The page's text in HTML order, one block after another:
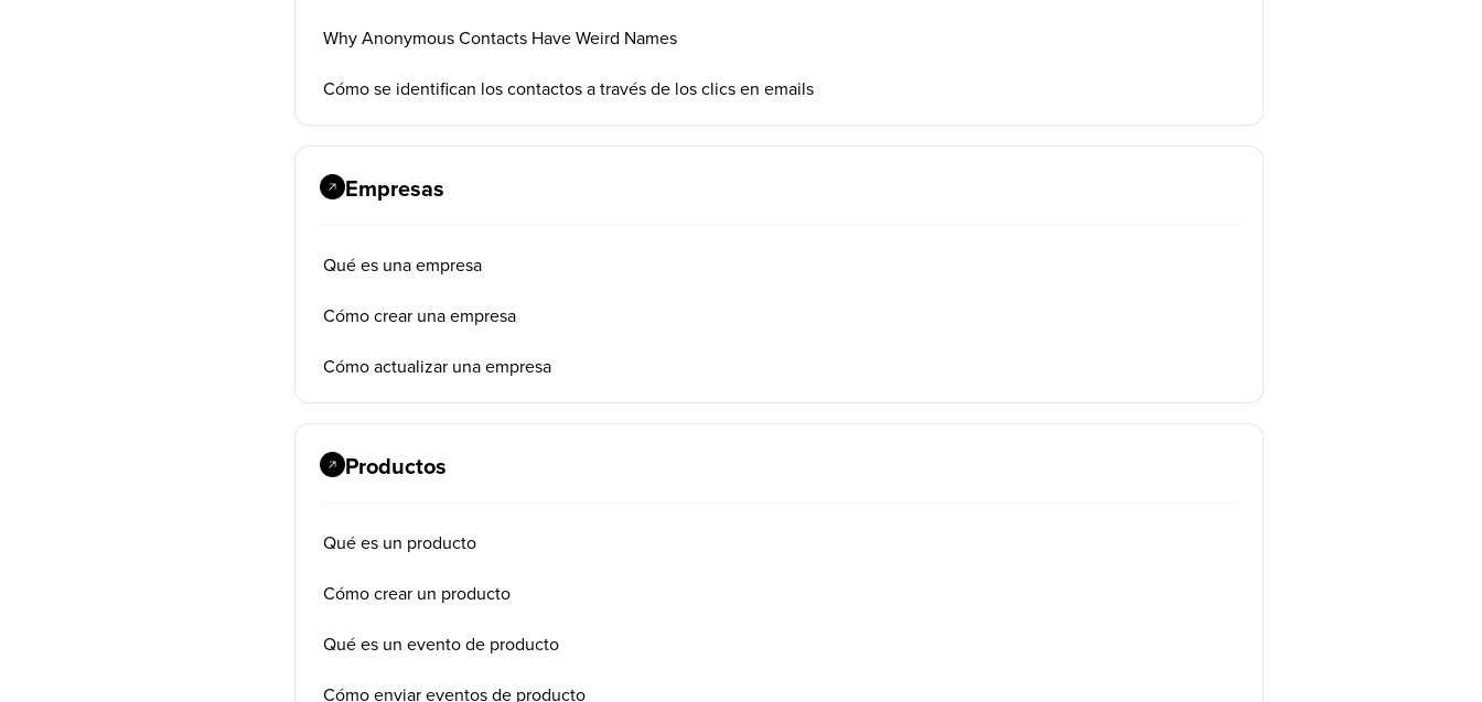
Why Anonymous Contacts Have Weird Names
Cómo se identifican los contactos a través de los clics en emails
Empresas
Qué es una empresa
Cómo crear una empresa
Cómo actualizar una empresa
Productos
Qué es un producto
Cómo crear un producto
Qué es un evento de producto
Cómo enviar eventos de producto